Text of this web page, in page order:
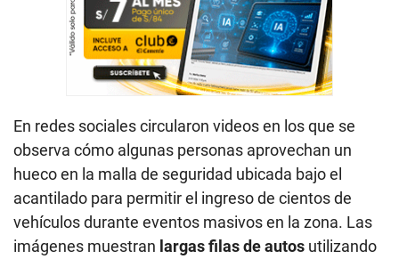
En redes sociales circularon videos en los que se
observa cómo algunas personas aprovechan un
hueco en la malla de seguridad ubicada bajo el
acantilado para permitir el ingreso de cientos de
vehículos durante eventos masivos en la zona. Las
imágenes muestran largas filas de autos utilizando